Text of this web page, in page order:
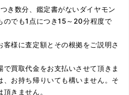
き数分、鑑定書がないダイヤモン
のでも1点につき15～20分程度で
様に査定額とその根拠をご説明さ
で買取代金をお支払いさせて頂きま
、お持ち帰りいても構いません。そ
きません。